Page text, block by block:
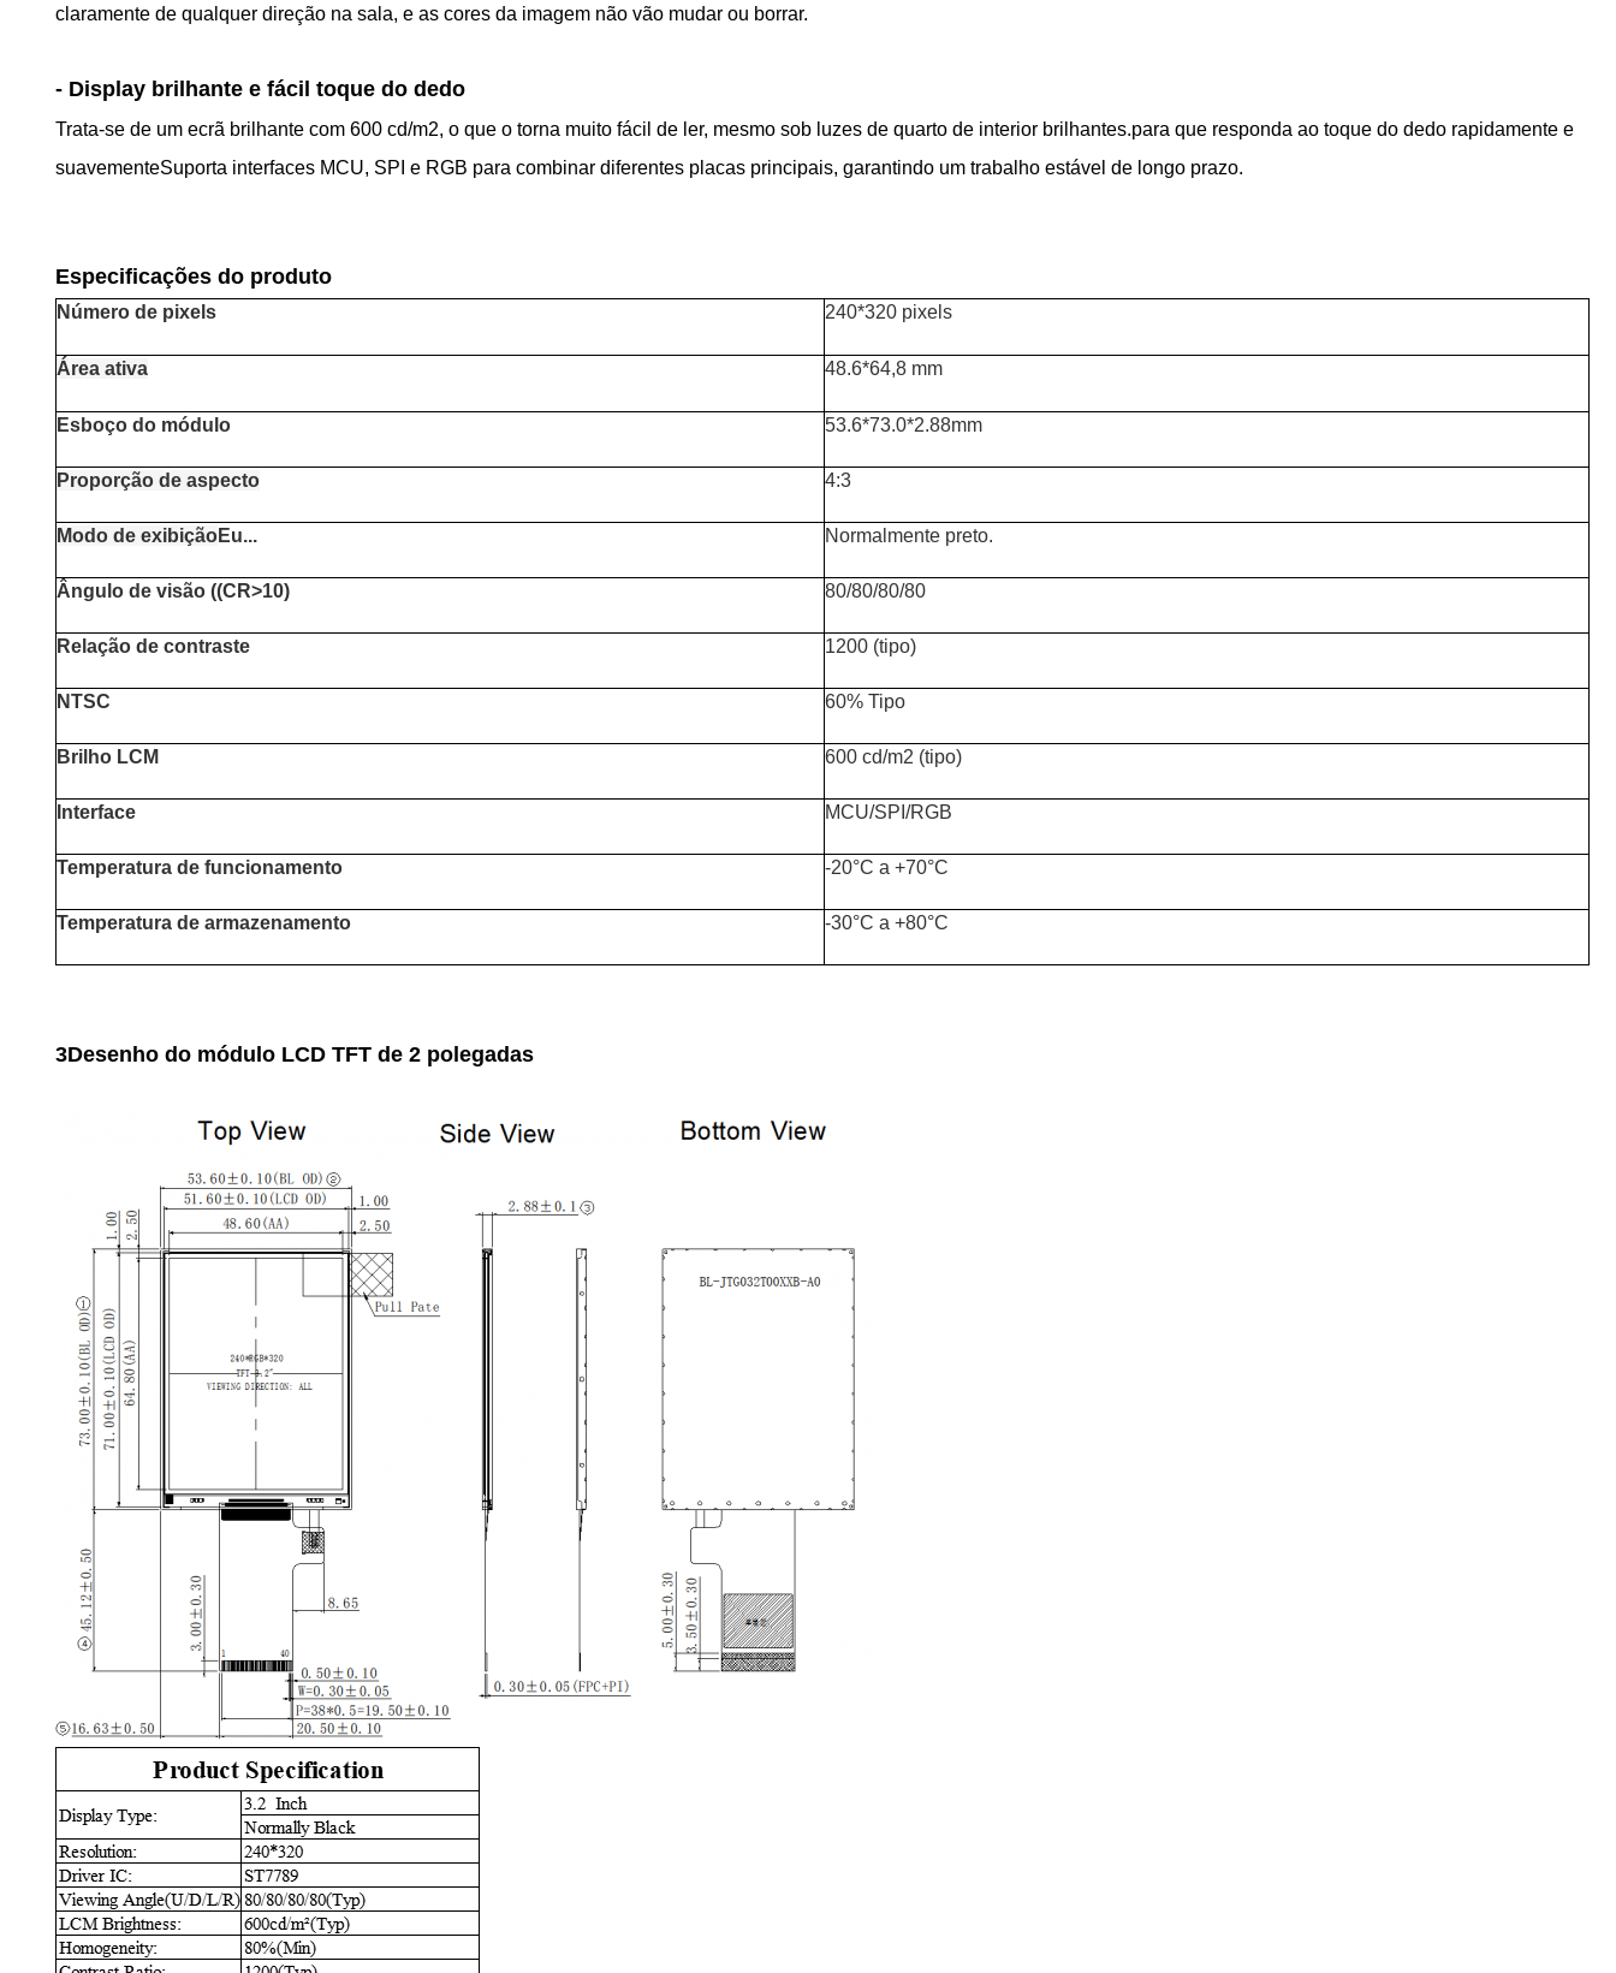
claramente de qualquer direção na sala, e as cores da imagem não vão mudar ou borrar.
- Display brilhante e fácil toque do dedo
Trata-se de um ecrã brilhante com 600 cd/m2, o que o torna muito fácil de ler, mesmo sob luzes de quarto de interior brilhantes.para que responda ao toque do dedo rapidamente e
suavementeSuporta interfaces MCU, SPI e RGB para combinar diferentes placas principais, garantindo um trabalho estável de longo prazo.
Especificações do produto
Número de pixels 240*320 pixels
Área ativa 48.6*64,8 mm
Esboço do módulo 53.6*73.0*2.88mm
Proporção de aspecto 4:3
Modo de exibiçãoEu... Normalmente preto.
Ângulo de visão ((CR>10) 80/80/80/80
Relação de contraste 1200 (tipo)
NTSC 60% Tipo
Brilho LCM 600 cd/m2 (tipo)
Interface MCU/SPI/RGB
Temperatura de funcionamento -20°C a +70°C
Temperatura de armazenamento -30°C a +80°C
3Desenho do módulo LCD TFT de 2 polegadas